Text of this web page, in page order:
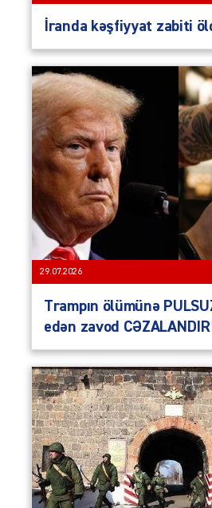
İranda kəşfiyyat zabiti
29.07.2026
Trampın ölümünə
edən zavod